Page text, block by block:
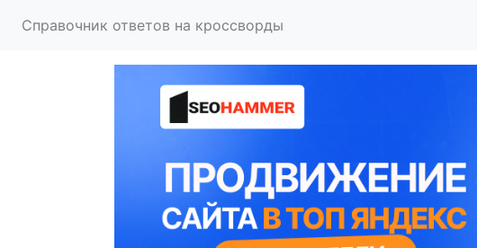
Справочник ответов на кроссворды